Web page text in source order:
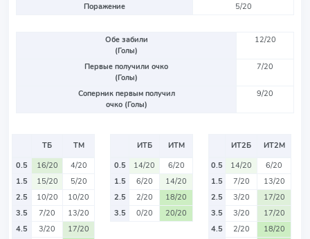
Поражение
5/20
Обе забили
(Голы)
12/20
Первые получили очко
(Голы)
7/20
Соперник первым получил
очко (Голы)
9/20
ТБ
ТМ
0.5
16/20
4/20
1.5
15/20
5/20
2.5
10/20
10/20
3.5
7/20
13/20
4.5
3/20
17/20
ИТБ
ИТМ
0.5
14/20
6/20
1.5
6/20
14/20
2.5
2/20
18/20
3.5
0/20 20/20
ИТ2Б
ИТ2М
0.5
14/20
6/20
1.5
7/20
13/20
2.5
3/20
17/20
3.5
3/20
17/20
4.5
2/20
18/20